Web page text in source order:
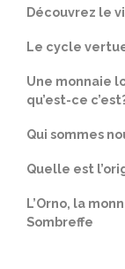
Découvrez le
Le cycle
​Une monnaie
qu’est-ce
Qui sommes
Quelle est
L’Orno, la
Sombreffe